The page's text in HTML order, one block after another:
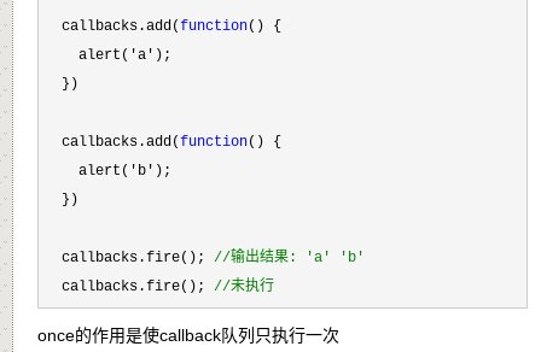
  callbacks.add(
function() {
    alert(
'a' );
  })
  callbacks.add(
function() {
    alert(
'b' );
  })
  callbacks.fire();
//输出结果: 'a' 'b'
  callbacks.fire();
//未执行
once的作用是使callback队列只执行一次